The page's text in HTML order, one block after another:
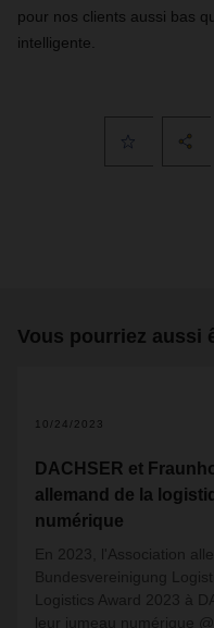
pour nos clients aussi bas
intelligente.
Vous pourriez aussi
10/24/2023
DACHSER et
allemand de la
numérique
En 2023, l'Association
Bundesvereinigung
Logistics Award 2023 à
leur jumeau numérique